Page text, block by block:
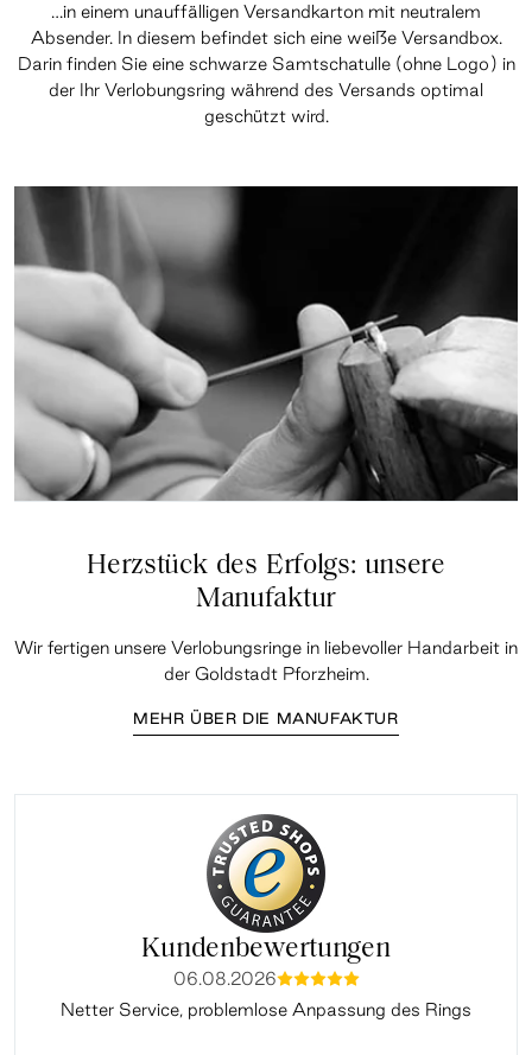
…in einem unauffälligen Versandkarton mit neutralem
Absender. In diesem befindet sich eine weiße Versandbox.
Darin finden Sie eine schwarze Samtschatulle (ohne Logo) in
der Ihr Verlobungsring während des Versands optimal
geschützt wird.
Herzstück des Erfolgs: unsere
Manufaktur
Wir fertigen unsere Verlobungsringe in liebevoller Handarbeit in
der Goldstadt Pforzheim.
MEHR ÜBER DIE MANUFAKTUR
Kundenbewertungen
06.08.2026mmmmm
Netter Service, problemlose Anpassung des Rings